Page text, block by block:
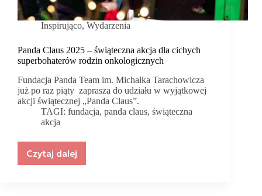
Inspirująco, Wydarzenia
Panda Claus 2025 – świąteczna akcja dla cichych
superbohaterów rodzin onkologicznych
Fundacja Panda Team im. Michałka Tarachowicza
już po raz piąty zaprasza do udziału w wyjątkowej
akcji świątecznej „Panda Claus”.
TAGI: fundacja,panda claus,świąteczna
akcja
Czytaj dalej
Panda